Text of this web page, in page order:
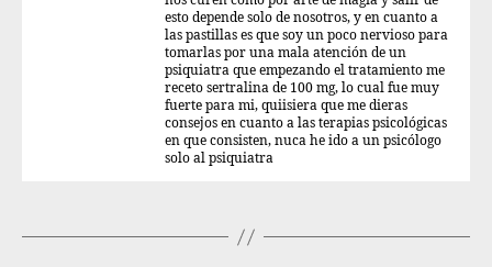
esto depende solo de nosotros, y en cuanto a
las pastillas es que soy un poco nervioso para
tomarlas por una mala atención de un
psiquiatra que empezando el tratamiento me
receto sertralina de 100 mg, lo cual fue muy
fuerte para mi, quiisiera que me dieras
consejos en cuanto a las terapias psicológicas
en que consisten, nuca he ido a un psicólogo
solo al psiquiatra